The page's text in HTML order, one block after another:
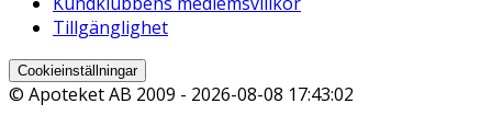
Tillgänglighet
Cookieinställningar
© Apoteket AB 2009 - 2026-08-08 17:43:02